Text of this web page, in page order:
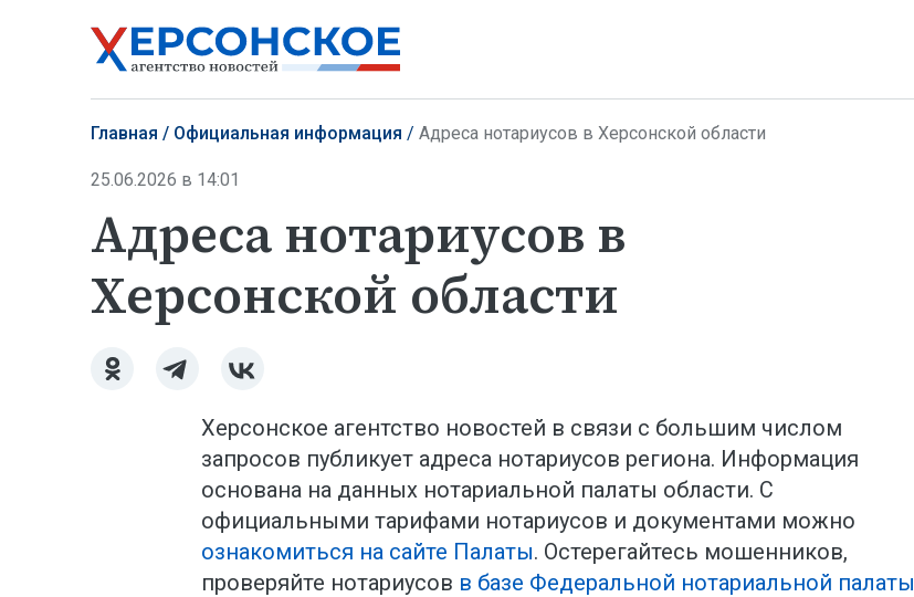
Главная Официальная информация Адреса нотариусов в Херсонской области
25.06.2026 в 14:01
Адреса нотариусов в
Херсонской области
Херсонское агентство новостей в связи с большим числом
запросов публикует адреса нотариусов региона. Информация
основана на данных нотариальной палаты области. С
официальными тарифами нотариусов и документами можно
ознакомиться на сайте Палаты. Остерегайтесь мошенников,
проверяйте нотариусов в базе Федеральной нотариальной палаты